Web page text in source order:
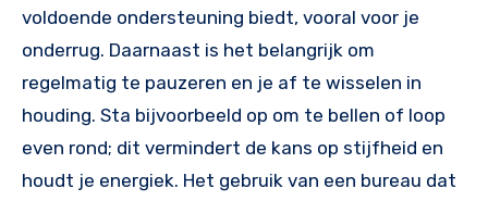
voldoende ondersteuning biedt, vooral voor je
onderrug. Daarnaast is het belangrijk om
regelmatig te pauzeren en je af te wisselen in
houding. Sta bijvoorbeeld op om te bellen of loop
even rond; dit vermindert de kans op stijfheid en
houdt je energiek. Het gebruik van een bureau dat